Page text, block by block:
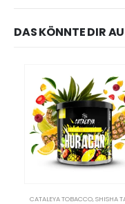
DAS KÖNNTE DIR
CATALEYA TOBACCO,SHISHA